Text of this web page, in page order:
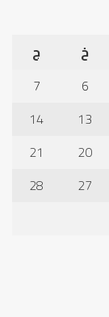
خ
ج
6
7
13
14
20
21
27
28